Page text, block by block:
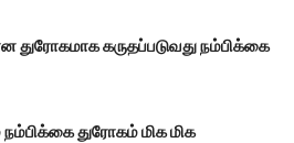
துரோகமாக கருதப்படுவது நம்பிக்கை
நம்பிக்கை துரோகம் மிக மிக